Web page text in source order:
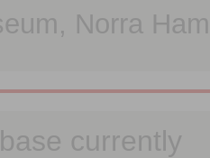
Norra
currently